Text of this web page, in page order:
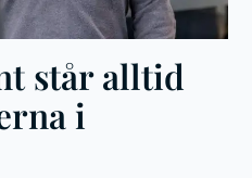
står alltid
i